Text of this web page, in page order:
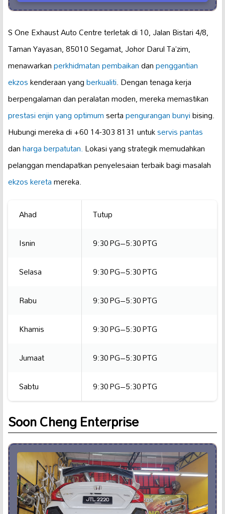
S One Exhaust Auto Centre terletak di 10, Jalan Bistari 4/8,
Taman Yayasan, 85010 Segamat, Johor Darul Ta’zim,
menawarkanperkhidmatan pembaikandanpenggantian
ekzoskenderaan yangberkualiti. Dengan tenaga kerja
berpengalaman dan peralatan moden, mereka memastikan
prestasi enjin yang optimumsertapengurangan bunyibising.
Hubungi mereka di +60 14-303 8131 untukservis pantas
danharga berpatutan.Lokasi yang strategik memudahkan
pelanggan mendapatkan penyelesaian terbaik bagi masalah
ekzos keretamereka.
Ahad
Tutup
Isnin
9:30 PG–5:30 PTG
Selasa
9:30 PG–5:30 PTG
Rabu
9:30 PG–5:30 PTG
Khamis
9:30 PG–5:30 PTG
Jumaat
9:30 PG–5:30 PTG
Sabtu
9:30 PG–5:30 PTG
Soon Cheng Enterprise